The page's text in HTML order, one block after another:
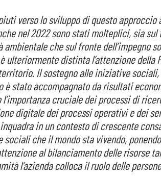
verso lo sviluppo di questo
nel 2022 sono stati molteplici, sia
ambientale che sul fronte dell’impegno
è ulteriormente distinta l’attenzione della
territorio. Il sostegno alle iniziative
è stato accompagnato da risultati
l’importanza cruciale dei processi di
digitale dei processi operativi e dei
inquadra in un contesto di crescente
sociali che il mondo sta vivendo,
al bilanciamento delle risorse
l’azienda colloca il ruolo delle